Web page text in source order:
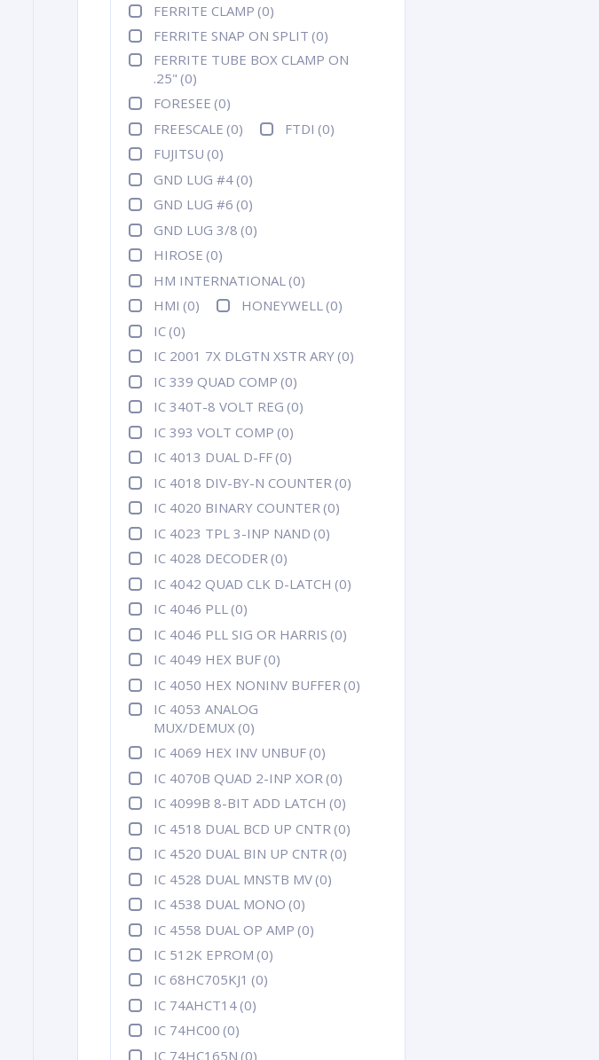
FERRITE CLAMP (0)
FERRITE SNAP ON SPLIT (0)
FERRITE TUBE BOX CLAMP ON
.25" (0)
FORESEE (0)
FREESCALE (0) FTDI (0)
FUJITSU (0)
GND LUG #4 (0)
GND LUG #6 (0)
GND LUG 3/8 (0)
HIROSE (0)
HM INTERNATIONAL (0)
HMI (0) HONEYWELL (0)
IC (0)
IC 2001 7X DLGTN XSTR ARY (0)
IC 339 QUAD COMP (0)
IC 340T-8 VOLT REG (0)
IC 393 VOLT COMP (0)
IC 4013 DUAL D-FF (0)
IC 4018 DIV-BY-N COUNTER (0)
IC 4020 BINARY COUNTER (0)
IC 4023 TPL 3-INP NAND (0)
IC 4028 DECODER (0)
IC 4042 QUAD CLK D-LATCH (0)
IC 4046 PLL (0)
IC 4046 PLL SIG OR HARRIS (0)
IC 4049 HEX BUF (0)
IC 4050 HEX NONINV BUFFER (0)
IC 4053 ANALOG
MUX/DEMUX (0)
IC 4069 HEX INV UNBUF (0)
IC 4070B QUAD 2-INP XOR (0)
IC 4099B 8-BIT ADD LATCH (0)
IC 4518 DUAL BCD UP CNTR (0)
IC 4520 DUAL BIN UP CNTR (0)
IC 4528 DUAL MNSTB MV (0)
IC 4538 DUAL MONO (0)
IC 4558 DUAL OP AMP (0)
IC 512K EPROM (0)
IC 68HC705KJ1 (0)
IC 74AHCT14 (0)
IC 74HC00 (0)
IC 74HC165N (0)